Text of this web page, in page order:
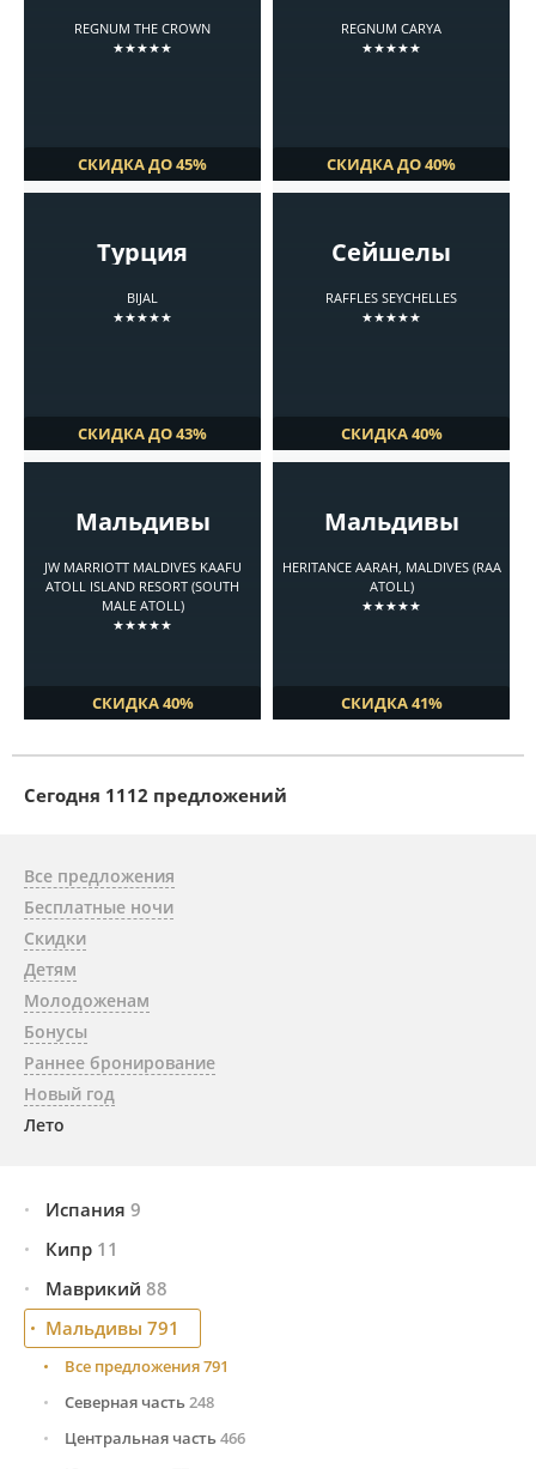
REGNUM THE CROWN
★★★★★
СКИДКА ДО 45%
REGNUM CARYA
★★★★★
СКИДКА ДО 40%
Турция
BIJAL
★★★★★
СКИДКА ДО 43%
Сейшелы
RAFFLES SEYCHELLES
★★★★★
СКИДКА 40%
Мальдивы
JW MARRIOTT MALDIVES KAAFU
ATOLL ISLAND RESORT (SOUTH
MALE ATOLL)
★★★★★
СКИДКА 40%
Мальдивы
HERITANCE AARAH, MALDIVES (RAA
ATOLL)
★★★★★
СКИДКА 41%
Cегодня 1112 предложений
Все предложения
Бесплатные ночи
Скидки
Детям
Молодоженам
Бонусы
Раннее бронирование
Новый год
Лето
Испания 9
Все предложения
Малага и побережье Коста-дель-Соль
Тенерифе (Канарские о-ва)
Кипр 11
Все предложения
Айа-Напа 1
Лимасол 6
Пафос 4
Маврикий 88
Все предложения
Восточное побережье
Западное побережье
Северное побережье14
Мальдивы 791
Все предложения791
Северная часть248
Центральная часть466